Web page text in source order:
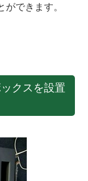
できます。
クスを設置